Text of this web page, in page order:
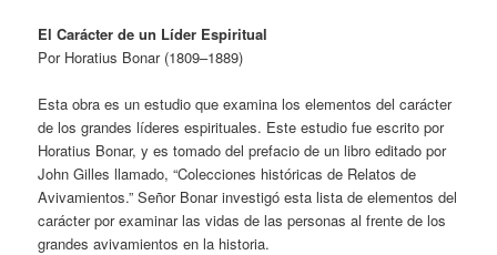
El Carácter de un Líder Espiritual
Por Horatius Bonar (1809–1889)
Esta obra es un estudio que examina los elementos del carácter
de los grandes líderes espirituales. Este estudio fue escrito por
Horatius Bonar, y es tomado del prefacio de un libro editado por
John Gilles llamado, “Colecciones históricas de Relatos de
Avivamientos.” Señor Bonar investigó esta lista de elementos del
carácter por examinar las vidas de las personas al frente de los
grandes avivamientos en la historia.